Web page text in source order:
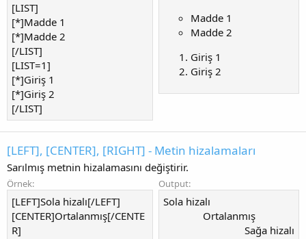
[LIST]
[*]Madde 1
[*]Madde 2
[/LIST]
[LIST=1]
[*]Giriş 1
[*]Giriş 2
[/LIST]
Madde 1
Madde 2
Giriş 1
Giriş 2
[LEFT], [CENTER], [RIGHT] - Metin hizalamaları
Sarılmış metnin hizalamasını değiştirir.
Örnek:
[LEFT]Sola hizalı[/LEFT]
[CENTER]Ortalanmış[/CENTE
R]
Output:
Sola hizalı​
Ortalanmış​
Sağa hizalı​